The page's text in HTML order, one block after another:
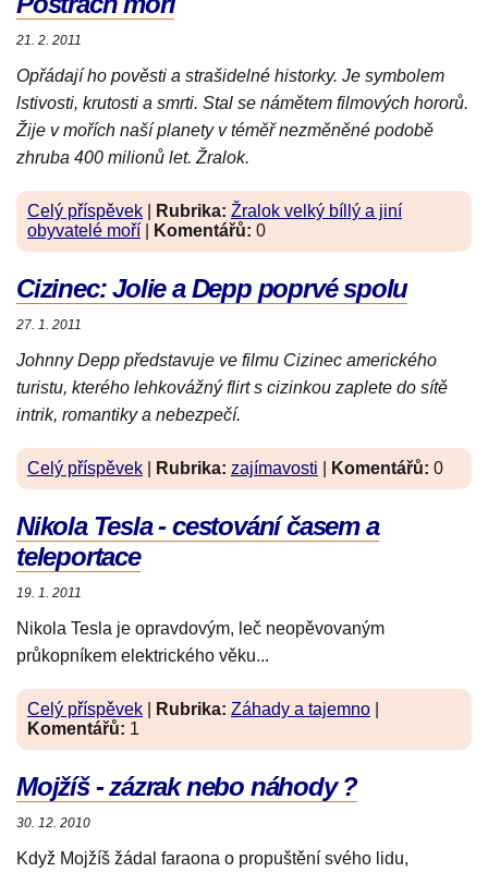
21. 2. 2011
Opřádají ho pověsti a strašidelné historky. Je symbolem
lstivosti, krutosti a smrti. Stal se námětem filmových hororů.
Žije v mořích naší planety v téměř nezměněné podobě
zhruba 400 milionů let. Žralok.
Celý příspěvek Rubrika: Žralok velký bíllý a jiní
obyvatelé moří
Komentářů: 0
Cizinec: Jolie a Depp poprvé spolu
27. 1. 2011
Johnny Depp představuje ve filmu Cizinec amerického
turistu, kterého lehkovážný flirt s cizinkou zaplete do sítě
intrik, romantiky a nebezpečí.
Celý příspěvek Rubrika: zajímavosti Komentářů: 0
Nikola Tesla - cestování časem a
teleportace
19. 1. 2011
Nikola Tesla je opravdovým, leč neopěvovaným
průkopníkem elektrického věku...
Celý příspěvek Rubrika: Záhady a tajemno
Komentářů: 1
Mojžíš - zázrak nebo náhody ?
30. 12. 2010
Když Mojžíš žádal faraona o propuštění svého lidu,